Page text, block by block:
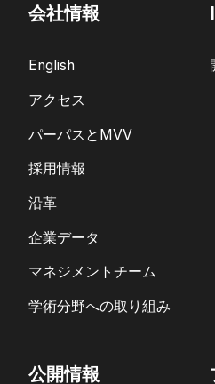
会社情報
English
アクセス
パーパスとMVV
採用情報
沿革
企業データ
マネジメントチーム
学術分野への取り組み
公開情報